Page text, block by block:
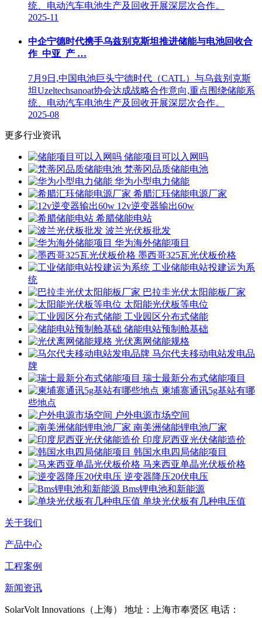
统、电动汽车电池生产及回收开展深层次合作。
2025-11
中企宁德时代携手乌兹别克斯坦推进储能与电池回收合
作_中亚_产 …
7月9日,中国电池巨头宁德时代（CATL）与乌兹别克斯
坦Uzeltechsanoat协会达成战略合作意向,重点围绕储能系
统、电动汽车电池生产及回收开展深层次合作。
2025-08
更多行业资讯
储能项目可以入网吗
梵蒂冈品质储能电池
华为小型电力储能
希腊汇珏储能电源厂家
12v逆变器输出60w
希腊储能电站
波兰光伏板批发
华为海外储能项目
墨西哥325瓦光伏板价格
工业储能电站投建运为系
统
巴拉圭光伏太阳能板厂家
太阳能光伏板等电位
工业园区分布式储能
储能电站预制舱基础
光伏离网储能规格
马尔代夫移动电站发电品
牌
瑞士最新分布式储能项目
柬埔寨通讯5g基站有哪
些地点
户外电源市场空间
南美洲储能锂电池厂家
印度尼西亚光伏储能造价
韩国水电四局储能项目
马来西亚单晶光伏板价格
逆变器降压20伏电压
Bms锂电池和新能源
单块光伏板有几种电压值
关于我们
产品中心
工程案例
新闻资讯
SolarVolt Innovations（上海） 地址：上海市奉贤区 电话：